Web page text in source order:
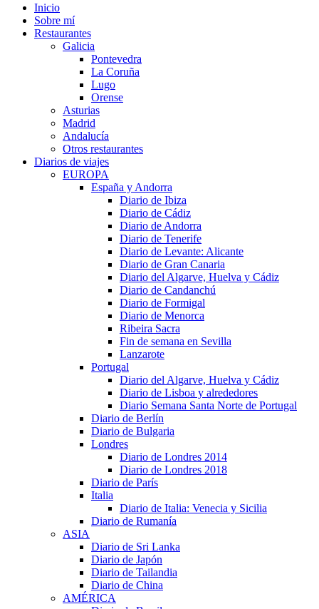
Inicio
Sobre mí
Restaurantes
Galicia
Pontevedra
La Coruña
Lugo
Orense
Asturias
Madrid
Andalucía
Otros restaurantes
Diarios de viajes
EUROPA
España y Andorra
Diario de Ibiza
Diario de Cádiz
Diario de Andorra
Diario de Tenerife
Diario de Levante: Alicante
Diario de Gran Canaria
Diario del Algarve, Huelva y Cádiz
Diario de Candanchú
Diario de Formigal
Diario de Menorca
Ribeira Sacra
Fin de semana en Sevilla
Lanzarote
Portugal
Diario del Algarve, Huelva y Cádiz
Diario de Lisboa y alrededores
Diario Semana Santa Norte de Portugal
Diario de Berlín
Diario de Bulgaria
Londres
Diario de Londres 2014
Diario de Londres 2018
Diario de París
Italia
Diario de Italia: Venecia y Sicilia
Diario de Rumanía
ASIA
Diario de Sri Lanka
Diario de Japón
Diario de Tailandia
Diario de China
AMÉRICA